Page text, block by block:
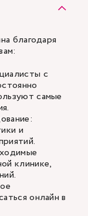
благодаря
с
самые
и
клинике,
онлайн в